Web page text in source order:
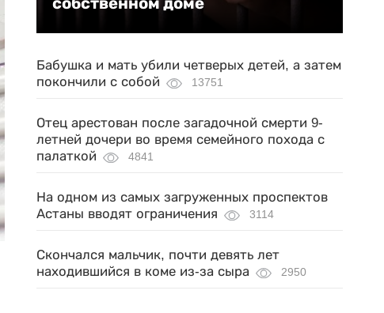
Бабушка и мать убили четверых детей, а затем
покончили с собой
13751
Отец арестован после загадочной смерти 9-
летней дочери во время семейного похода с
палаткой
4841
На одном из самых загруженных проспектов
Астаны вводят ограничения
3114
Скончался мальчик, почти девять лет
находившийся в коме из-за сыра
2950